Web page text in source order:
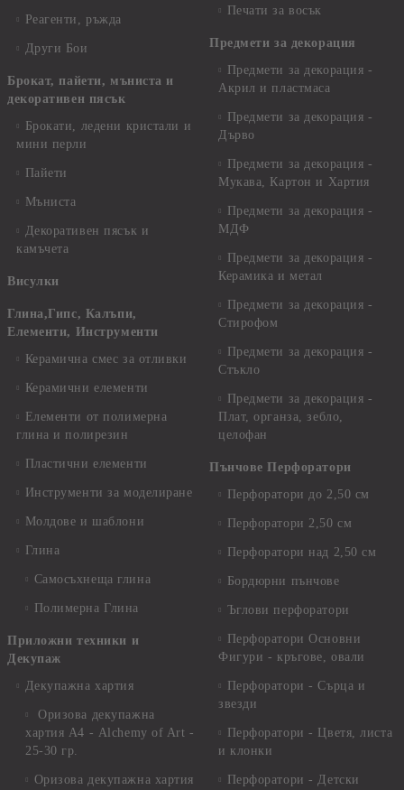
Реагенти, ръжда
Други Бои
Брокат, пайети, мъниста и
декоративен пясък
Брокати, ледени кристали и
мини перли
Пайети
Мъниста
Декоративен пясък и
камъчета
Висулки
Глина,Гипс, Калъпи,
Елементи, Инструменти
Керамична смес за отливки
Керамични елементи
Елементи от полимерна
глина и полирезин
Пластични елементи
Инструменти за моделиране
Молдове и шаблони
Глина
Самосъхнеща глина
Полимерна Глина
Приложни техники и
Декупаж
Декупажна хартия
Оризова декупажна
хартия А4 - Alchemy of Art -
25-30 гр.
Оризова декупажна хартия
Печати за восък
Предмети за декорация
Предмети за декорация -
Акрил и пластмаса
Предмети за декорация -
Дърво
Предмети за декорация -
Мукава, Картон и Хартия
Предмети за декорация -
МДФ
Предмети за декорация -
Керамика и метал
Предмети за декорация -
Стирофом
Предмети за декорация -
Стъкло
Предмети за декорация -
Плат, органза, зебло,
целофан
Пънчове Перфоратори
Перфоратори до 2,50 см
Перфоратори 2,50 см
Перфоратори над 2,50 см
Бордюрни пънчове
Ъглови перфоратори
Перфоратори Основни
Фигури - кръгове, овали
Перфоратори - Сърца и
звезди
Перфоратори - Цветя, листа
и клонки
Перфоратори - Детски